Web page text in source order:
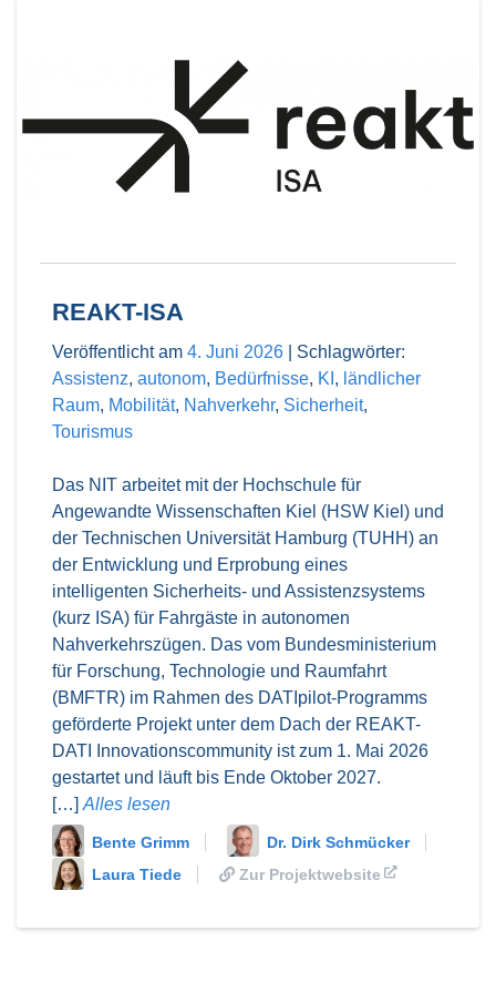
REAKT-ISA
Veröffentlicht am 4. Juni 2026
Schlagwörter:
Assistenz, autonom, Bedürfnisse, KI , ländlicher
Raum, Mobilität, Nahverkehr, Sicherheit,
Tourismus
Das NIT arbeitet mit der Hochschule für
Angewandte Wissenschaften Kiel (HSW Kiel) und
der Technischen Universität Hamburg (TUHH) an
der Entwicklung und Erprobung eines
intelligenten Sicherheits- und Assistenzsystems
(kurz ISA) für Fahrgäste in autonomen
Nahverkehrszügen. Das vom Bundesministerium
für Forschung, Technologie und Raumfahrt
(BMFTR) im Rahmen des DATIpilot-Programms
geförderte Projekt unter dem Dach der REAKT-
DATI Innovationscommunity ist zum 1. Mai 2026
gestartet und läuft bis Ende Oktober 2027.
[…]Alles lesen
Bente Grimm
Dr. Dirk Schmücker
Laura Tiede
Zur Projektwebsite